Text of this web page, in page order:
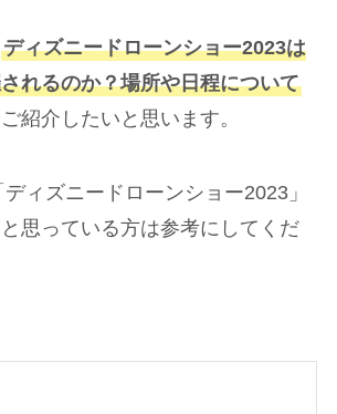
ディズニードローンショー2023は
れるのか？場所や日程について
紹介したいと思います。
ィズニードローンショー2023」
思っている方は参考にしてくだ